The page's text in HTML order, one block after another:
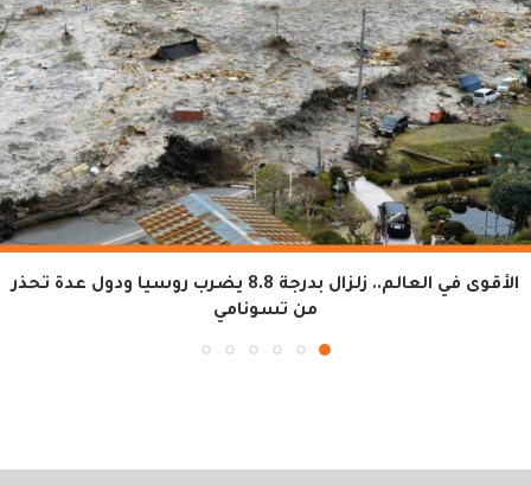
الأقوى في العالم.. زلزال بدرجة 8.8 يضرب روسيا ودول عدة تحذر
من تسونامي